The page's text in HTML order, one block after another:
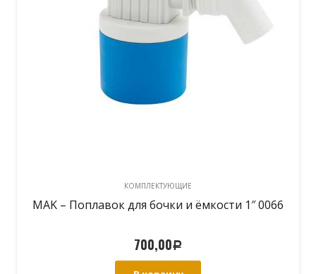
КОМПЛЕКТУЮЩИЕ
MAK – Поплавок для бочки и ёмкости 1″ 0066
700,00Р